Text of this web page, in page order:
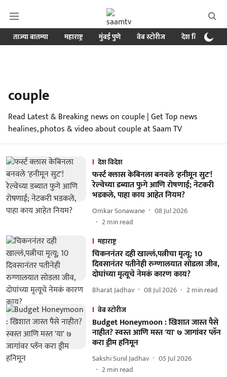
ताज्या बातम्या महाराष्ट्र मुंबई पुणे वेब स्टोरीज देश विदेश
couple
Read Latest & Breaking news on couple | Get Top news
healines, photos & video about couple at Saam TV
देश विदेश
फर्स्ट क्लास केबिनला बनवले 'हनीमून सुट'!
रेल्वेच्या डब्यात फुगे आणि रोषणाई; नेटकरी
भडकले, पाहा काय आहेत नियम?
Omkar Sonawane
08 Jul 2026
2min read
महाराष्ट्र
चिकननंतर दही खाल्लं,पत्नीचा मृत्यू; 10
दिवसानंतर पतीनेही रुग्णालयात सोडला जीव,
दोघांच्या मृत्यूचे नेमकं कारण काय?
Bharat Jadhav 08 Jul 2026 2min read
वेब स्टोरीज
Budget Honeymoon : खिशात जास्त पैसे
नाहीत? स्वस्त आणि मस्त 'या' ७ जागांवर प्लॅन
करा ड्रीम हनिमून
Sakshi Sunil Jadhav
05 Jul 2026
2min read